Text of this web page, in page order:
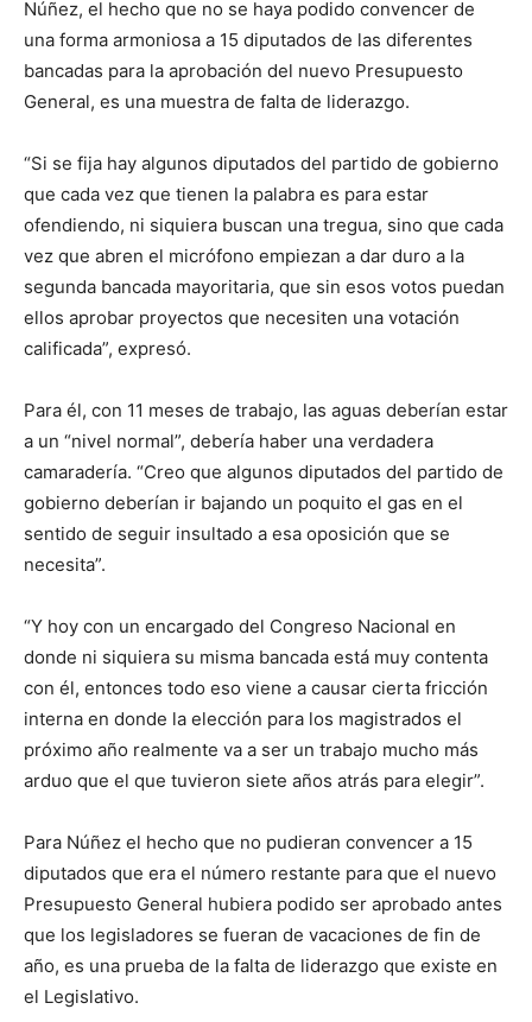
Núñez, el hecho que no se haya podido convencer de
una forma armoniosa a 15 diputados de las diferentes
bancadas para la aprobación del nuevo Presupuesto
General, es una muestra de falta de liderazgo.
“Si se fija hay algunos diputados del partido de gobierno
que cada vez que tienen la palabra es para estar
ofendiendo, ni siquiera buscan una tregua, sino que cada
vez que abren el micrófono empiezan a dar duro a la
segunda bancada mayoritaria, que sin esos votos puedan
ellos aprobar proyectos que necesiten una votación
calificada”, expresó.
Para él, con 11 meses de trabajo, las aguas deberían estar
a un “nivel normal”, debería haber una verdadera
camaradería. “Creo que algunos diputados del partido de
gobierno deberían ir bajando un poquito el gas en el
sentido de seguir insultado a esa oposición que se
necesita”.
“Y hoy con un encargado del Congreso Nacional en
donde ni siquiera su misma bancada está muy contenta
con él, entonces todo eso viene a causar cierta fricción
interna en donde la elección para los magistrados el
próximo año realmente va a ser un trabajo mucho más
arduo que el que tuvieron siete años atrás para elegir”.
Para Núñez el hecho que no pudieran convencer a 15
diputados que era el número restante para que el nuevo
Presupuesto General hubiera podido ser aprobado antes
que los legisladores se fueran de vacaciones de fin de
año, es una prueba de la falta de liderazgo que existe en
el Legislativo.